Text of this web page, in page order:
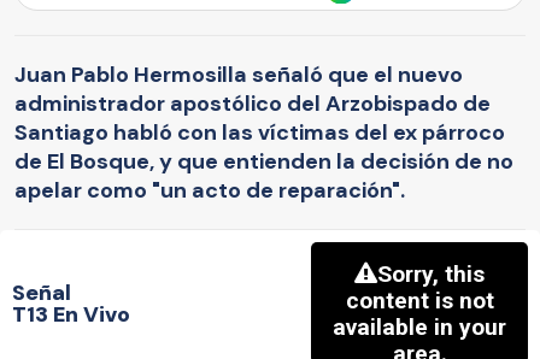
Juan Pablo Hermosilla señaló que el nuevo
administrador apostólico del Arzobispado de
Santiago habló con las víctimas del ex párroco
de El Bosque, y que entienden la decisión de no
apelar como "un acto de reparación".
Señal
T13 En Vivo